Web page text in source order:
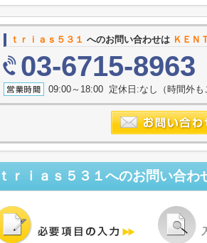
ｔｒｉａｓ５３１ へのお問い合わせは ＫＥＮ
03-6715-8963
09:00～18:00 定休日:なし（時間外も
ｔｒｉａｓ５３１へのお問い合わ